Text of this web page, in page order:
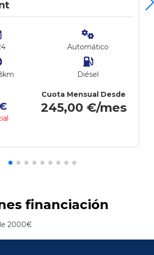
Automático
Diésel
Cuota Mensual Desde
245,00 €/mes
financiación
2000€